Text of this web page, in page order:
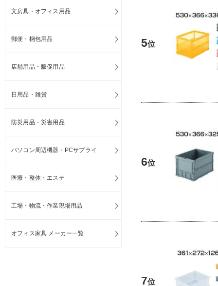
5位
6位
7位
文房具・オフィス用品
郵便・梱包用品
店舗用品・販促用品
日用品・雑貨
防災用品・災害用品
パソコン周辺機器・PCサプライ
医療・整体・エステ
工場・物流・作業現場用品
オフィス家具 メーカー一覧